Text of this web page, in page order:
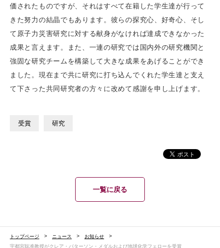
価されたものですが、それはすべて在籍した学生達が行って
きた努力の結晶でもあります。彼らの探究心、好奇心、そし
て原子力災害研究に対する献身がなければ達成できなかった
成果と言えます。また、一連の研究では国内外の研究機関と
強固な研究チームを構築して大きな成果をあげることができ
ました。現在まで共に研究に打ち込んでくれた学生達と支え
て下さった共同研究者の方々に改めて感謝を申し上げます。
受賞 研究
一覧に戻る
トップページ ニュース
お知らせ
宇都宮聡准教授がクレア・パターソン・メダルおよび地球化学フェローを受賞